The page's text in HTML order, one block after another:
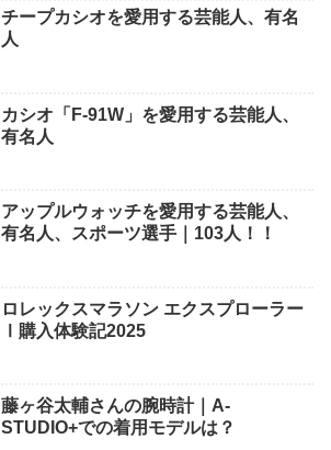
チープカシオを愛用する芸能人、有名
人
カシオ「F-91W」を愛用する芸能人、
有名人
アップルウォッチを愛用する芸能人、
有名人、スポーツ選手｜103人！！
ロレックスマラソン エクスプローラー
Ⅰ購入体験記2025
藤ヶ谷太輔さんの腕時計｜A-
STUDIO+での着用モデルは？